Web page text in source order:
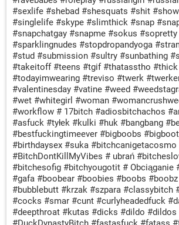
#sexlife #shebad #shesquats #shit
#singlelife #skype #slimthick #snap
#snapchatgay #snapme #sokus #sopretty
#sparklingnudes #stopdropandyoga
#stud #submission #sultry #sunbathing
#takeitoff #teens #tgif #thatasstho
#todayimwearing #treviso #twerk
#valentinesday #vatine #weed
#wet #whitegirl #woman
#workflow # 17bitch #adiosbitchachos
#asfuck #tyłek #kulki #huk #bangbang
#bestfuckingtimeever #bigboobs
#birthdaysex #suka #bitchcanigetacosmo
#BitchDontKillMyVibes # ubrań
#bitchesofig #bitchyougotit # Obciąganie
#gafa #boobear #boobies #boobs
#bubblebutt #krzak #szpara #classybitch
#cocks #smar #cunt #curlyheadedfuck
#deepthroat #kutas #dicks #dildo #dildos